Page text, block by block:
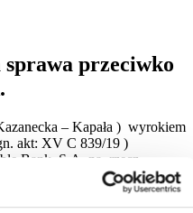
sprawa przeciwko
– Kapała ) wyrokiem
akt: XV C 839/19 )
Bank S.A. na rzecz
wraz z odsetkami
zwrot kosztów procesu.